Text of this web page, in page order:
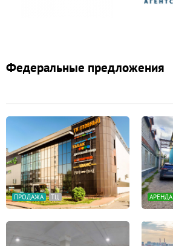
Федеральные предложения
ПРОДАЖА ТЦ АРЕНДА